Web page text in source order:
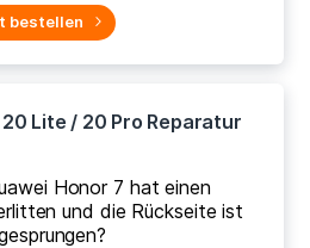
bestellen
Lite / 20 Pro Reparatur
Honor 7 hat einen
und die Rückseite ist